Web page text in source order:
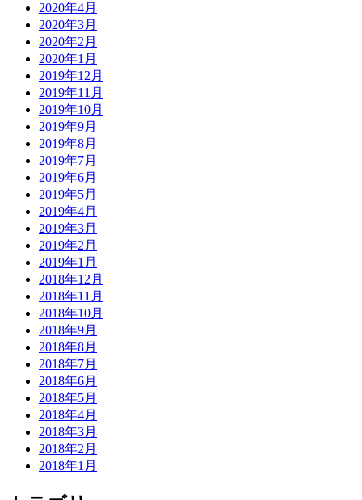
2020年4月
2020年3月
2020年2月
2020年1月
2019年12月
2019年11月
2019年10月
2019年9月
2019年8月
2019年7月
2019年6月
2019年5月
2019年4月
2019年3月
2019年2月
2019年1月
2018年12月
2018年11月
2018年10月
2018年9月
2018年8月
2018年7月
2018年6月
2018年5月
2018年4月
2018年3月
2018年2月
2018年1月